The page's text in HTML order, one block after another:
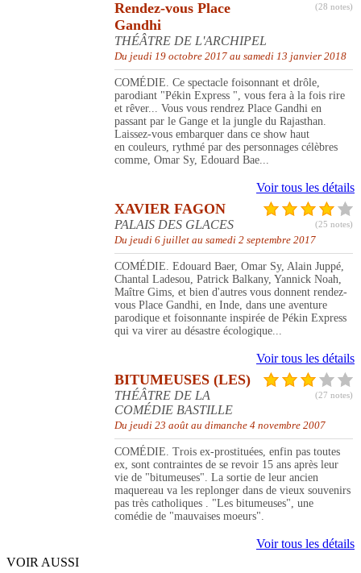
(28 notes)
Rendez-vous Place
Gandhi
THÉÂTRE DE L'ARCHIPEL
Du jeudi 19 octobre 2017 au samedi 13 janvier 2018
COMÉDIE. Ce spectacle foisonnant et drôle,
parodiant "Pékin Express ", vous fera à la fois rire
et rêver... Vous vous rendrez Place Gandhi en
passant par le Gange et la jungle du Rajasthan.
Laissez-vous embarquer dans ce show haut
en couleurs, rythmé par des personnages célèbres
comme, Omar Sy, Edouard Bae...
Voir tous les détails
(25 notes)
XAVIER FAGON
PALAIS DES GLACES
Du jeudi 6 juillet au samedi 2 septembre 2017
COMÉDIE. Edouard Baer, Omar Sy, Alain Juppé,
Chantal Ladesou, Patrick Balkany, Yannick Noah,
Maître Gims, et bien d'autres vous donnent rendez-
vous Place Gandhi, en Inde, dans une aventure
parodique et foisonnante inspirée de Pékin Express
qui va virer au désastre écologique...
Voir tous les détails
(27 notes)
BITUMEUSES (LES)
THÉÂTRE DE LA
COMÉDIE BASTILLE
Du jeudi 23 août au dimanche 4 novembre 2007
COMÉDIE. Trois ex-prostituées, enfin pas toutes
ex, sont contraintes de se revoir 15 ans après leur
vie de "bitumeuses". La sortie de leur ancien
maquereau va les replonger dans de vieux souvenirs
pas très catholiques . "Les bitumeuses", une
comédie de "mauvaises moeurs".
Voir tous les détails
VOIR AUSSI